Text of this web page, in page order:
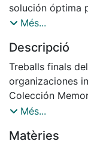
solución óptima
los Países
climático
desequilibrios
principalmente,
En un mundo
consecuencia
debe encontrar
Més...
Descripció
Treballs finals
organizaciones
Colección
de Barcelona,
Més...
Matèries